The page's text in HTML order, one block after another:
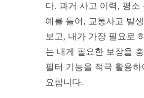
다. 과거 사고 이력, 평
예를 들어, 교통사고 발
보고, 내가 가장 필요로
는 내게 필요한 보장을
필터 기능을 적극 활용
요합니다.